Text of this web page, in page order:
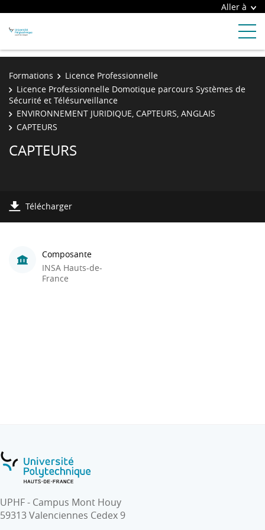
Aller à
Formations
Licence Professionnelle
Licence Professionnelle Domotique parcours Systèmes de
Sécurité et Télésurveillance
ENVIRONNEMENT JURIDIQUE, CAPTEURS, ANGLAIS
CAPTEURS
CAPTEURS
Télécharger
Composante
INSA Hauts-de-
France
UPHF - Campus Mont Houy
59313 Valenciennes Cedex 9